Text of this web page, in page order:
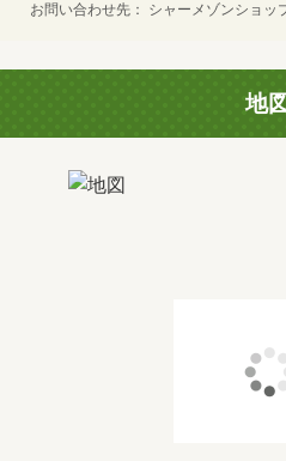
お問い合わせ先 シャーメゾンショ
地図